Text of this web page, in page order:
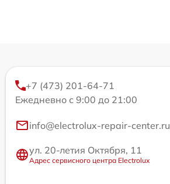
+7 (473) 201-64-71
Ежедневно с 9:00 до 21:00
info@electrolux-repair-center.ru
ул. 20-летия Октября, 11
Адрес сервисного центра Electrolux